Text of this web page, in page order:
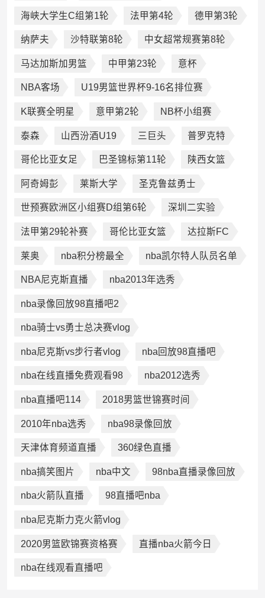
海峡大学生C组第1轮 法甲第4轮 德甲第3轮
纳萨夫 沙特联第8轮 中女超常规赛第8轮
马达加斯加男篮 中甲第23轮 意杯
NBA客场 U19男篮世界杯9-16名排位赛
K联赛全明星 意甲第2轮 NB杯小组赛
泰森 山西汾酒U19 三巨头 普罗克特
哥伦比亚女足 巴圣锦标第11轮 陕西女篮
阿奇姆彭 莱斯大学 圣克鲁兹勇士
世预赛欧洲区小组赛D组第6轮 深圳二实验
法甲第29轮补赛 哥伦比亚女篮 达拉斯FC
莱奥 nba积分榜最全 nba凯尔特人队员名单
NBA尼克斯直播 nba2013年选秀
nba录像回放98直播吧2
nba骑士vs勇士总决赛vlog
nba尼克斯vs步行者vlog nba回放98直播吧
nba在线直播免费观看98 nba2012选秀
nba直播吧114 2018男篮世锦赛时间
2010年nba选秀 nba98录像回放
天津体育频道直播 360绿色直播
nba搞笑图片 nba中文 98nba直播录像回放
nba火箭队直播 98直播吧nba
nba尼克斯力克火箭vlog
2020男篮欧锦赛资格赛 直播nba火箭今日
nba在线观看直播吧